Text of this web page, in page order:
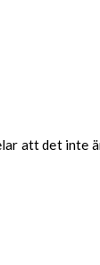
att det